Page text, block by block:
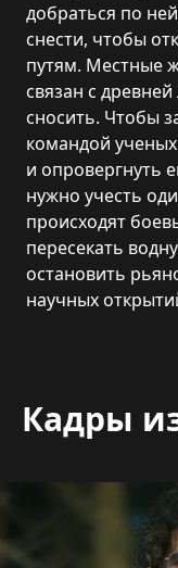
добраться по
снести, чтобы
путям. Местные
связан с
сносить. Чтобы
командой
и опровергнуть
нужно учесть
происходят
пересекать
остановить
научных
Кадры